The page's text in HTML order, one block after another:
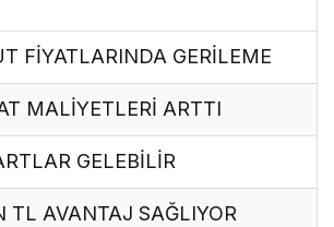
FİYATLARINDA GERİLEME
MALİYETLERİ ARTTI
GELEBİLİR
TL AVANTAJ SAĞLIYOR